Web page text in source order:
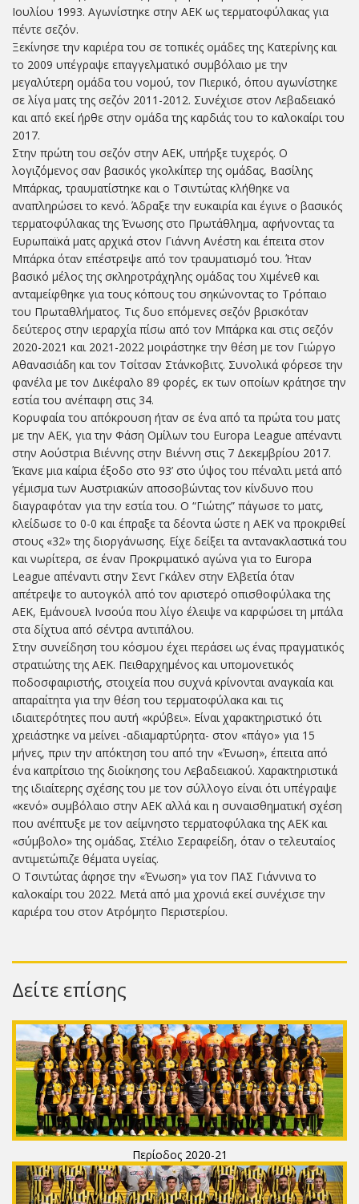
Ιουλίου 1993. Αγωνίστηκε στην ΑΕΚ ως τερματοφύλακας για
πέντε σεζόν.
Ξεκίνησε την καριέρα του σε τοπικές ομάδες της Κατερίνης και
το 2009 υπέγραψε επαγγελματικό συμβόλαιο με την
μεγαλύτερη ομάδα του νομού, τον Πιερικό, όπου αγωνίστηκε
σε λίγα ματς της σεζόν 2011-2012. Συνέχισε στον Λεβαδειακό
και από εκεί ήρθε στην ομάδα της καρδιάς του το καλοκαίρι του
2017.
Στην πρώτη του σεζόν στην ΑΕΚ, υπήρξε τυχερός. Ο
λογιζόμενος σαν βασικός γκολκίπερ της ομάδας, Βασίλης
Μπάρκας, τραυματίστηκε και ο Τσιντώτας κλήθηκε να
αναπληρώσει το κενό. Άδραξε την ευκαιρία και έγινε ο βασικός
τερματοφύλακας της Ένωσης στο Πρωτάθλημα, αφήνοντας τα
Ευρωπαϊκά ματς αρχικά στον Γιάννη Ανέστη και έπειτα στον
Μπάρκα όταν επέστρεψε από τον τραυματισμό του. Ήταν
βασικό μέλος της σκληροτράχηλης ομάδας του Χιμένεθ και
ανταμείφθηκε για τους κόπους του σηκώνοντας το Τρόπαιο
του Πρωταθλήματος. Τις δυο επόμενες σεζόν βρισκόταν
δεύτερος στην ιεραρχία πίσω από τον Μπάρκα και στις σεζόν
2020-2021 και 2021-2022 μοιράστηκε την θέση με τον Γιώργο
Αθανασιάδη και τον Τσίτσαν Στάνκοβιτς. Συνολικά φόρεσε την
φανέλα με τον Δικέφαλο 89 φορές, εκ των οποίων κράτησε την
εστία του ανέπαφη στις 34.
Κορυφαία του απόκρουση ήταν σε ένα από τα πρώτα του ματς
με την ΑΕΚ, για την Φάση Ομίλων του Europa League απέναντι
στην Αούστρια Βιέννης στην Βιέννη στις 7 Δεκεμβρίου 2017.
Έκανε μια καίρια έξοδο στο 93’ στο ύψος του πέναλτι μετά από
γέμισμα των Αυστριακών αποσοβώντας τον κίνδυνο που
διαγραφόταν για την εστία του. Ο “Γιώτης” πάγωσε το ματς,
κλείδωσε το 0-0 και έπραξε τα δέοντα ώστε η ΑΕΚ να προκριθεί
στους «32» της διοργάνωσης. Είχε δείξει τα αντανακλαστικά του
και νωρίτερα, σε έναν Προκριματικό αγώνα για το Europa
League απέναντι στην Σεντ Γκάλεν στην Ελβετία όταν
απέτρεψε το αυτογκόλ από τον αριστερό οπισθοφύλακα της
ΑΕΚ, Εμάνουελ Ινσούα που λίγο έλειψε να καρφώσει τη μπάλα
στα δίχτυα από σέντρα αντιπάλου.
Στην συνείδηση του κόσμου έχει περάσει ως ένας πραγματικός
στρατιώτης της ΑΕΚ. Πειθαρχημένος και υπομονετικός
ποδοσφαιριστής, στοιχεία που συχνά κρίνονται αναγκαία και
απαραίτητα για την θέση του τερματοφύλακα και τις
ιδιαιτερότητες που αυτή «κρύβει». Είναι χαρακτηριστικό ότι
χρειάστηκε να μείνει -αδιαμαρτύρητα- στον «πάγο» για 15
μήνες, πριν την απόκτηση του από την «Ένωση», έπειτα από
ένα καπρίτσιο της διοίκησης του Λεβαδειακού. Χαρακτηριστικά
της ιδιαίτερης σχέσης του με τον σύλλογο είναι ότι υπέγραψε
«κενό» συμβόλαιο στην ΑΕΚ αλλά και η συναισθηματική σχέση
που ανέπτυξε με τον αείμνηστο τερματοφύλακα της ΑΕΚ και
«σύμβολο» της ομάδας, Στέλιο Σεραφείδη, όταν ο τελευταίος
αντιμετώπιζε θέματα υγείας.
Ο Τσιντώτας άφησε την «Ένωση» για τον ΠΑΣ Γιάννινα το
καλοκαίρι του 2022. Μετά από μια χρονιά εκεί συνέχισε την
καριέρα του στον Ατρόμητο Περιστερίου.
Δείτε επίσης
Περίοδος 2020-21